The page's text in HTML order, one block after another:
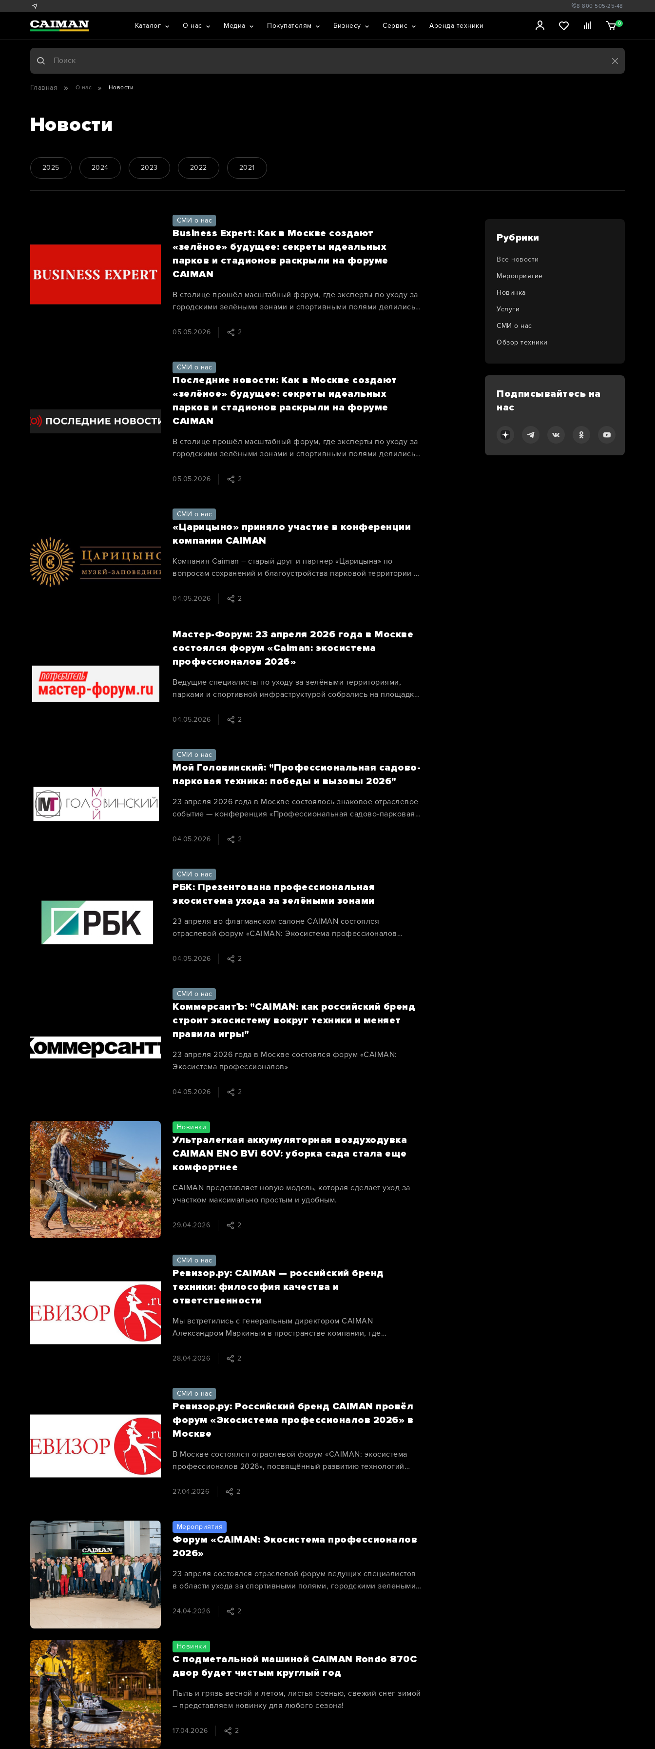
8 800 505-25-48
0
Каталог О нас Медиа Покупателям Бизнесу Сервис Аренда техники
Главная О нас Новости
Новости
2025 2024 2023 2022 2021
СМИ о нас
Business Expert: Как в Москве создают
«зелёное» будущее: секреты идеальных
парков и стадионов раскрыли на форуме
CAIMAN
В столице прошёл масштабный форум, где эксперты по уходу за
городскими зелёными зонами и спортивными полями делились
05.05.2026 2
СМИ о нас
Последние новости: Как в Москве создают
«зелёное» будущее: секреты идеальных
парков и стадионов раскрыли на форуме
CAIMAN
В столице прошёл масштабный форум, где эксперты по уходу за
городскими зелёными зонами и спортивными полями делились
05.05.2026 2
СМИ о нас
«Царицыно» приняло участие в конференции
компании CAIMAN
Компания Caiman – старый друг и партнер «Царицына» по
вопросам сохранений и благоустройства парковой территории –
парков, спортивных и гольф-полей «Экосистема
04.05.2026 2
Мастер-Форум: 23 апреля 2026 года в Москве
состоялся форум «Caiman: экосистема
профессионалов 2026»
Ведущие специалисты по уходу за зелёными территориями,
парками и спортивной инфраструктурой собрались на площадке
04.05.2026 2
СМИ о нас
Мой Головинский: "Профессиональная садово-
парковая техника: победы и вызовы 2026"
23 апреля 2026 года в Москве состоялось знаковое отраслевое
событие — конференция «Профессиональная садово-парковая
04.05.2026 2
СМИ о нас
РБК: Презентована профессиональная
экосистема ухода за зелёными зонами
23 апреля во флагманском салоне CAIMAN состоялся
отраслевой форум «CAIMAN: Экосистема профессионалов
04.05.2026 2
СМИ о нас
КоммерсантЪ: "CAIMAN: как российский бренд
строит экосистему вокруг техники и меняет
правила игры"
23 апреля 2026 года в Москве состоялся форум «CAIMAN:
Экосистема профессионалов»
04.05.2026 2
Новинки
Ультралегкая аккумуляторная воздуходувка
CAIMAN ENO BVi 60V: уборка сада стала еще
комфортнее
CAIMAN представляет новую модель, которая сделает уход за
участком максимально простым и удобным.
29.04.2026 2
СМИ о нас
Ревизор.ру: CAIMAN — российский бренд
техники: философия качества и
ответственности
Мы встретились с генеральным директором CAIMAN
Александром Маркиным в пространстве компании, где
28.04.2026 2
СМИ о нас
Ревизор.ру: Российский бренд CAIMAN провёл
форум «Экосистема профессионалов 2026» в
Москве
В Москве состоялся отраслевой форум «CAIMAN: экосистема
профессионалов 2026», посвящённый развитию технологий
городскими парками и спортивной инфраструктурой.
27.04.2026 2
Мероприятия
Форум «CAIMAN: Экосистема профессионалов
2026»
23 апреля состоялся отраслевой форум ведущих специалистов
в области ухода за спортивными полями, городскими зелеными
24.04.2026 2
Новинки
С подметальной машиной CAIMAN Rondo 870C
двор будет чистым круглый год
Пыль и грязь весной и летом, листья осенью, свежий снег зимой
– представляем новинку для любого сезона!
17.04.2026 2
Рубрики
Все новости
Мероприятие
Новинка
Услуги
СМИ о нас
Обзор техники
Подписывайтесь на
нас